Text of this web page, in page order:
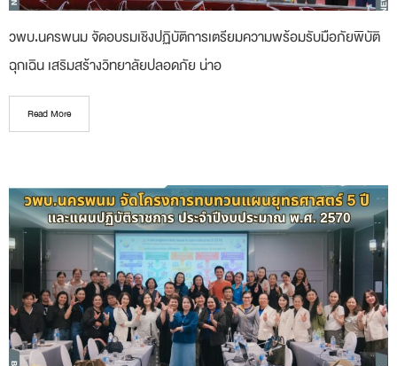
วพบ.นครพนม จัดอบรมเชิงปฏิบัติการเตรียมความพร้อมรับมือภัยพิบัติ
ฉุกเฉิน เสริมสร้างวิทยาลัยปลอดภัย น่าอ
Read More